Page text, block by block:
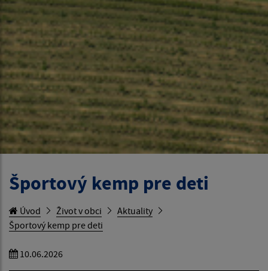
Športový kemp pre deti
Úvod Život v obci
Aktuality
Športový kemp pre deti
10.06.2026